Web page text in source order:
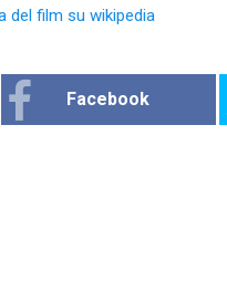
del film su wikipedia
Facebook